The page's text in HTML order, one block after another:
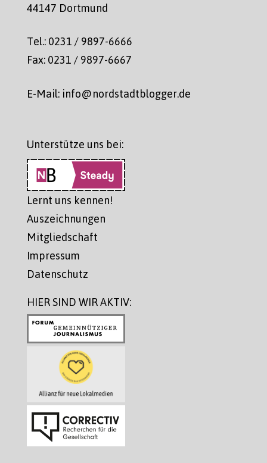
44147 Dortmund
Tel.: 0231 / 9897-6666
Fax: 0231 / 9897-6667
E-Mail: info@nordstadtblogger.de
Unterstütze uns bei:
Lernt uns kennen!
Auszeichnungen
Mitgliedschaft
Impressum
Datenschutz
HIER SIND WIR AKTIV: